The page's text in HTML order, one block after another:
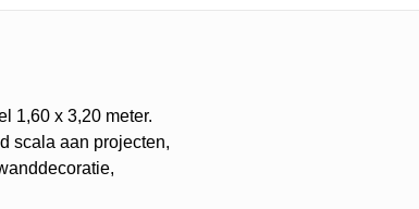
1,60 x 3,20 meter.
scala aan projecten,